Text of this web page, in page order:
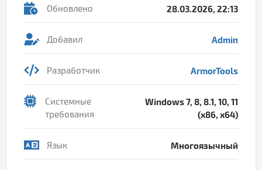
Обновлено 28.03.2026, 22:13
Добавил Admin
Разработчик ArmorTools
Системные
требования
Windows 7, 8, 8.1, 10, 11
(x86, x64)
Язык Многоязычный